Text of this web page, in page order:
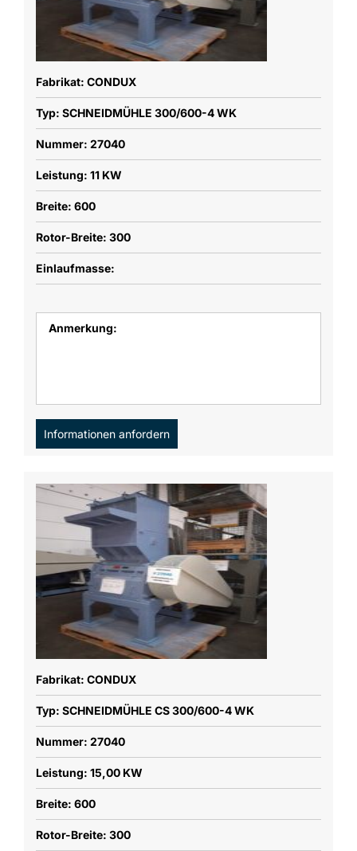
Fabrikat: CONDUX
Typ: SCHNEIDMÜHLE 300/600-4 WK
Nummer: 27040
Leistung: 11 KW
Breite: 600
Rotor-Breite: 300
Einlaufmasse:
Anmerkung:
Informationen anfordern
Fabrikat: CONDUX
Typ: SCHNEIDMÜHLE CS 300/600-4 WK
Nummer: 27040
Leistung: 15,00 KW
Breite: 600
Rotor-Breite: 300